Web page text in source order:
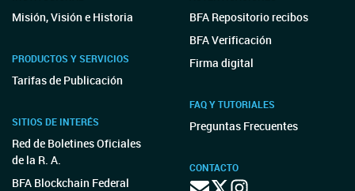
Misión, Visión e Historia
PRODUCTOS Y SERVICIOS
Tarifas de Publicación
SITIOS DE INTERÉS
Red de Boletines Oficiales
de la R. A.
BFA Blockchain Federal
BFA Repositorio recibos
BFA Verificación
Firma digital
FAQ Y TUTORIALES
Preguntas Frecuentes
CONTACTO